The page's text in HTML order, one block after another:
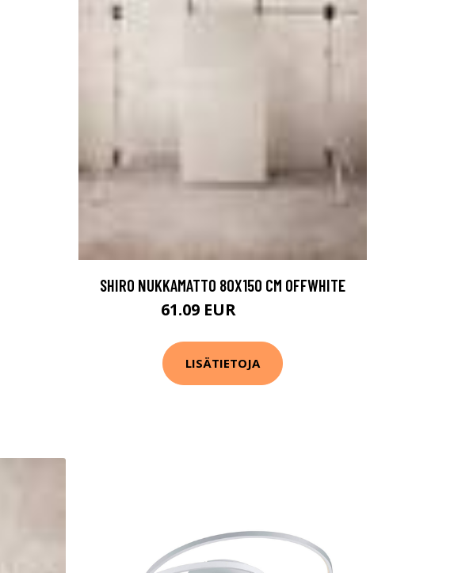
SHIRO NUKKAMATTO 80X150 CM OFFWHITE
61.09 EUR
LISÄTIETOJA